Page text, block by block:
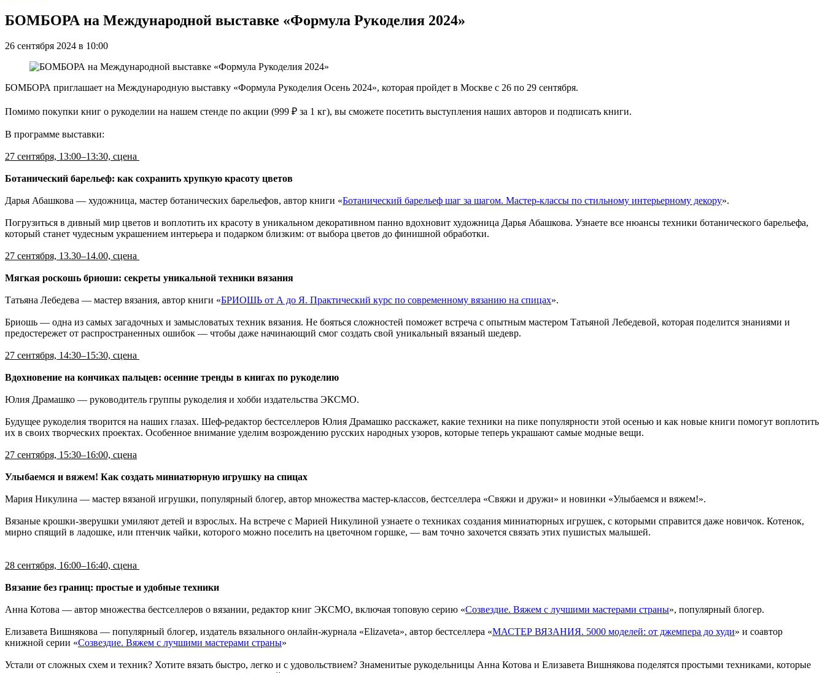
БОМБОРА на Международной выставке «Формула Рукоделия 2024»
26 сентября 2024 в 10:00
БОМБОРА приглашает на Международную выставку «Формула Рукоделия Осень 2024», которая пройдет в Москве с 26 по 29 сентября.
Помимо покупки книг о рукоделии на нашем стенде по акции (999 ₽ за 1 кг), вы сможете посетить выступления наших авторов и подписать книги.
В программе выставки:
27 сентября, 13:00–13:30, сцена
Ботанический барельеф: как сохранить хрупкую красоту цветов
Дарья Абашкова — художница, мастер ботанических барельефов, автор книги «Ботанический барельеф шаг за шагом. Мастер-классы по стильному интерьерному декору».
Погрузиться в дивный мир цветов и воплотить их красоту в уникальном декоративном панно вдохновит художница Дарья Абашкова. Узнаете все нюансы техники ботанического барельефа,
который станет чудесным украшением интерьера и подарком близким: от выбора цветов до финишной обработки.
27 сентября, 13.30–14.00, сцена
Мягкая роскошь бриоши: секреты уникальной техники вязания
Татьяна Лебедева — мастер вязания, автор книги «БРИОШЬ от А до Я. Практический курс по современному вязанию на спицах».
Бриошь — одна из самых загадочных и замысловатых техник вязания. Не бояться сложностей поможет встреча с опытным мастером Татьяной Лебедевой, которая поделится знаниями и
предостережет от распространенных ошибок — чтобы даже начинающий смог создать свой уникальный вязаный шедевр.
27 сентября, 14:30–15:30, сцена
Вдохновение на кончиках пальцев: осенние тренды в книгах по рукоделию
Юлия Драмашко — руководитель группы рукоделия и хобби издательства ЭКСМО.
Будущее рукоделия творится на наших глазах. Шеф-редактор бестселлеров Юлия Драмашко расскажет, какие техники на пике популярности этой осенью и как новые книги помогут воплотить
их в своих творческих проектах. Особенное внимание уделим возрождению русских народных узоров, которые теперь украшают самые модные вещи.
27 сентября, 15:30–16:00, сцена
Улыбаемся и вяжем! Как создать миниатюрную игрушку на спицах
Мария Никулина — мастер вязаной игрушки, популярный блогер, автор множества мастер-классов, бестселлера «Свяжи и дружи» и новинки «Улыбаемся и вяжем!».
Вязаные крошки-зверушки умиляют детей и взрослых. На встрече с Марией Никулиной узнаете о техниках создания миниатюрных игрушек, с которыми справится даже новичок. Котенок,
мирно спящий в ладошке, или птенчик чайки, которого можно поселить на цветочном горшке, — вам точно захочется связать этих пушистых малышей.
28 сентября, 16:00–16:40, сцена
Вязание без границ: простые и удобные техники
Анна Котова — автор множества бестселлеров о вязании, редактор книг ЭКСМО, включая топовую серию «Созвездие. Вяжем с лучшими мастерами страны», популярный блогер.
Елизавета Вишнякова — популярный блогер, издатель вязального онлайн-журнала «Elizaveta», автор бестселлера «МАСТЕР ВЯЗАНИЯ. 5000 моделей: от джемпера до худи» и соавтор
книжной серии «Созвездие. Вяжем с лучшими мастерами страны»
Устали от сложных схем и техник? Хотите вязать быстро, легко и с удовольствием? Знаменитые рукодельницы Анна Котова и Елизавета Вишнякова поделятся простыми техниками, которые